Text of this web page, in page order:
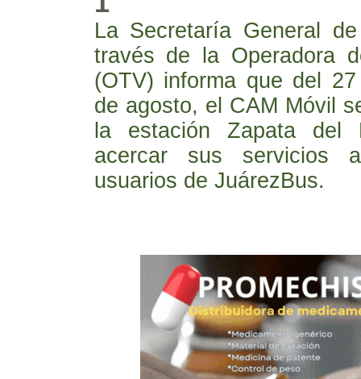
La Secretaría General
través de la Operadora
(OTV) informa que del
de agosto, el CAM Móvil
la estación Zapata del
acercar sus
usuarios de JuárezBus.